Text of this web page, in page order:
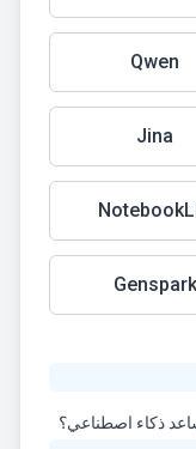
Qwen
Jina
Genspark
ذكاء اصطناعي؟